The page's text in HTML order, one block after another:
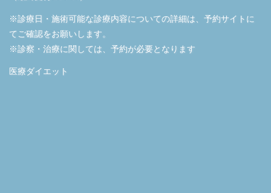
※診療日・施術可能な診療内容についての詳細は、予約サイトに
てご確認をお願いします。
※診察・治療に関しては、予約が必要となります
医療ダイエット